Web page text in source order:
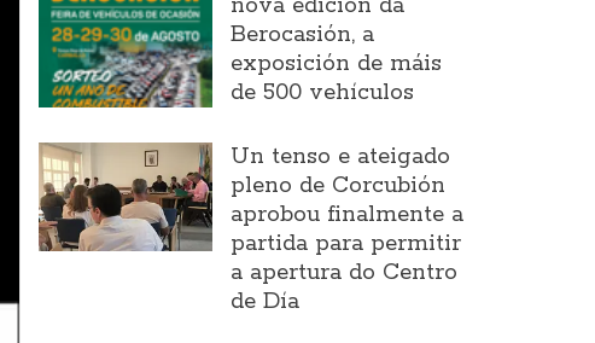
nova edición da
Berocasión, a
exposición de máis
de 500 vehículos
Un tenso e ateigado
pleno de Corcubión
aprobou finalmente a
partida para permitir
a apertura do Centro
de Día